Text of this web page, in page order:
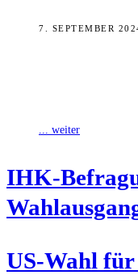
7. SEPTEMBER
... weiter
IHK-
US-Wahl